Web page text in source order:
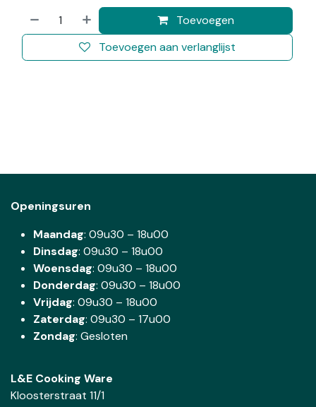
Toevoegen
Toevoegen aan verlanglijst
Openingsuren
Maandag: 09u30 – 18u00
Dinsdag: 09u30 – 18u00
Woensdag: 09u30 – 18u00
Donderdag: 09u30 – 18u00
Vrijdag: 09u30 – 18u00
Zaterdag: 09u30 – 17u00
Zondag: Gesloten
L&E Cooking Ware
Kloosterstraat 11/1